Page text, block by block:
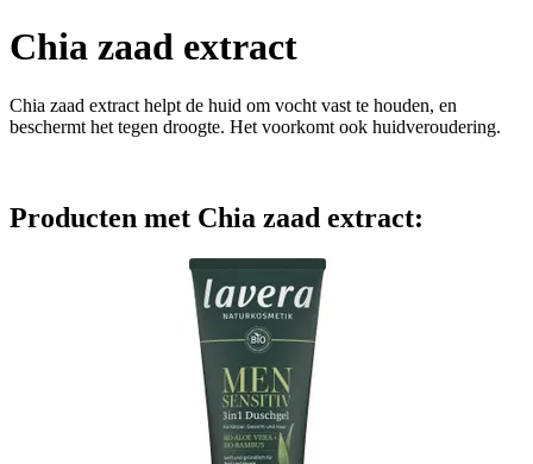
Chia zaad extract
Chia zaad extract helpt de huid om vocht vast te houden, en
beschermt het tegen droogte. Het voorkomt ook huidveroudering.
Producten met Chia zaad extract: